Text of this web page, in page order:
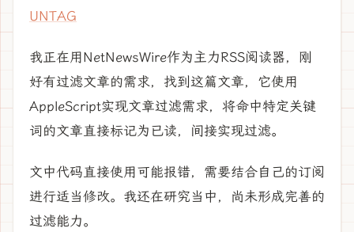
UNTAG
我正在用NetNewsWire作为主力RSS阅读器，刚
好有过滤文章的需求，找到这篇文章，它使用
AppleScript实现文章过滤需求，将命中特定关键
词的文章直接标记为已读，间接实现过滤。
文中代码直接使用可能报错，需要结合自己的订阅
进行适当修改。我还在研究当中，尚未形成完善的
过滤能力。